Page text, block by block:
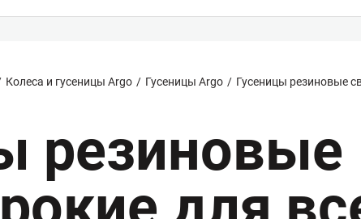
Колеса и гусеницы Argo Гусеницы Argo Гусеницы резиновые
резиновые